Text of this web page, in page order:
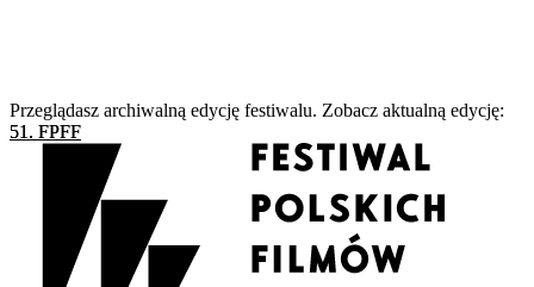
Przeglądasz archiwalną edycję festiwalu. Zobacz aktualną edycję:
51. FPFF